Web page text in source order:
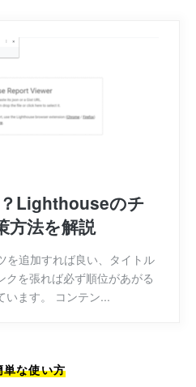
Lighthouseのチ
方法を解説
を追加すれば良い、タイトル
クを張れば必ず順位があがる
います。 コンテン...
な使い方